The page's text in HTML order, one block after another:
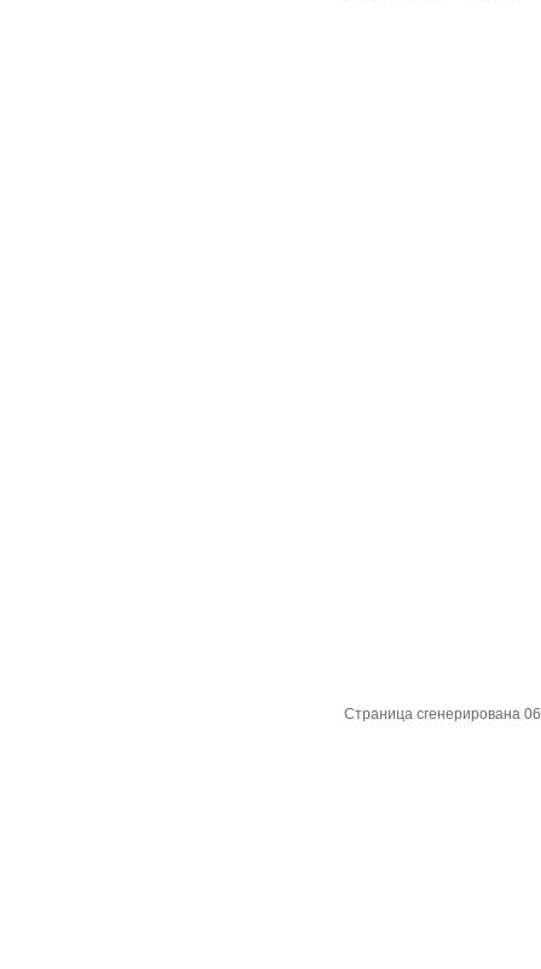
Страница сгенерирована